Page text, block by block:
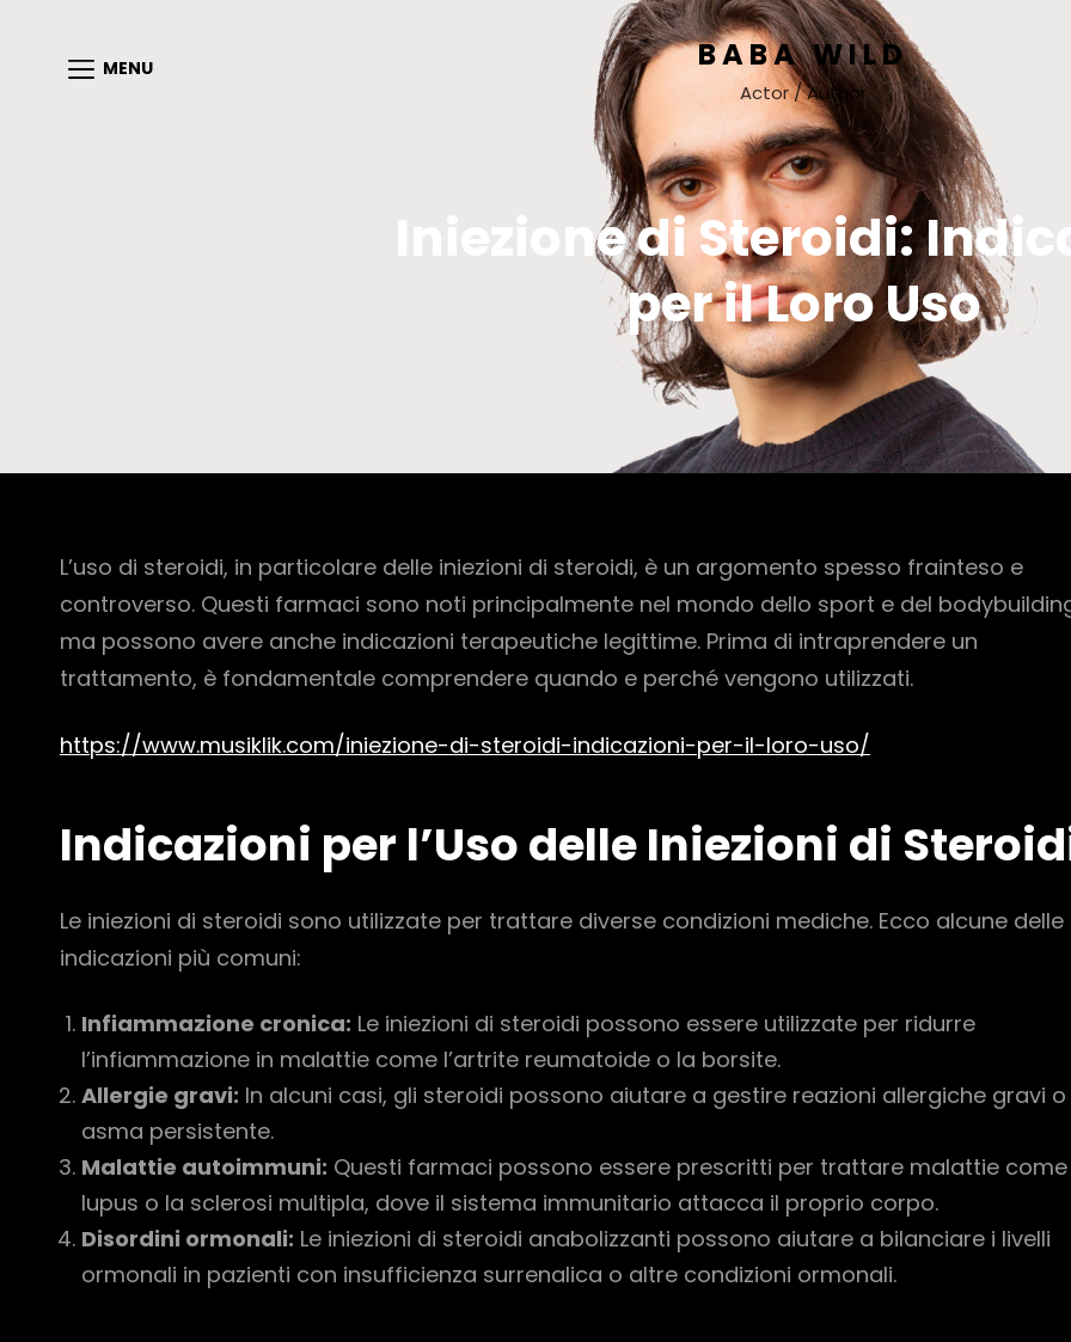
MENU BABA WILD
Actor / Author
Iniezione di Steroidi:
per il Loro Uso
L’uso di steroidi, in particolare delle iniezioni di steroidi, è un argomento spesso frainteso e
controverso. Questi farmaci sono noti principalmente nel mondo dello sport e del
ma possono avere anche indicazioni terapeutiche legittime. Prima di intraprendere un
trattamento, è fondamentale comprendere quando e perché vengono utilizzati.
https://www.musiklik.com/iniezione-di-steroidi-indicazioni-per-il-loro-uso/
Indicazioni per l’Uso delle Iniezioni di
Le iniezioni di steroidi sono utilizzate per trattare diverse condizioni mediche. Ecco alcune delle
indicazioni più comuni:
Infiammazione cronica: Le iniezioni di steroidi possono essere utilizzate per ridurre
l’infiammazione in malattie come l’artrite reumatoide o la borsite.
Allergie gravi: In alcuni casi, gli steroidi possono aiutare a gestire reazioni allergiche gravi o
asma persistente.
Malattie autoimmuni: Questi farmaci possono essere prescritti per trattare malattie come
lupus o la sclerosi multipla, dove il sistema immunitario attacca il proprio corpo.
Disordini ormonali: Le iniezioni di steroidi anabolizzanti possono aiutare a bilanciare i livelli
ormonali in pazienti con insufficienza surrenalica o altre condizioni ormonali.